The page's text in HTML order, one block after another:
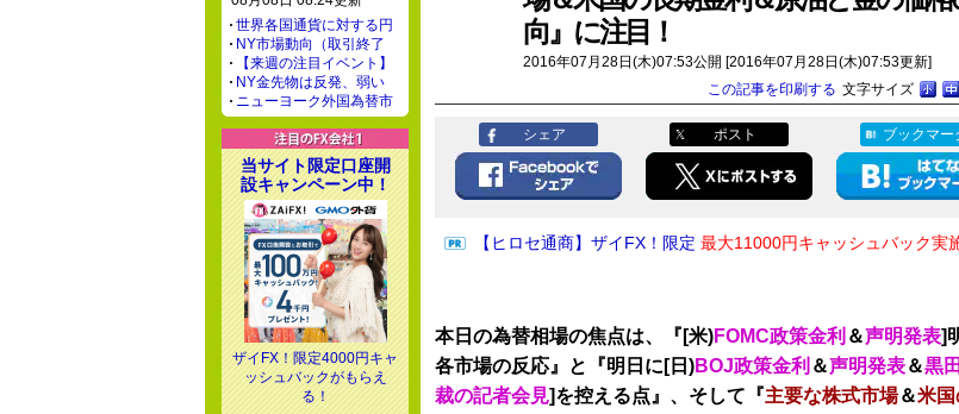
向』に注目！
2016年07月28日(木)07:53公開 [2016年07月28日(木)07:53更新]
文字サイズ
この記事を印刷する
シェア ポスト ブックマー
【ヒロセ通商】ザイFX！限定 最大11000円キャッシュバック実
本日の為替相場の焦点は、『[米)FOMC政策金利 ＆声明発表]
各市場の反応』と『明日に[日)BOJ政策金利 ＆声明発表＆黒
裁の記者会見]を控える点』、そして『主要な株式市場＆米国
世界各国通貨に対する円
NY市場動向（取引終了
【来週の注目イベント】
NY金先物は反発、弱い
ニューヨーク外国為替市
当サイト限定口座開
設キャンペーン中！
ザイFX！限定4000円キャ
ッシュバックがもらえ
る！